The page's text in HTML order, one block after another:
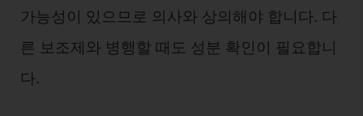
가능성이 있으므로 의사와 상의해야 합니다. 다
른 보조제와 병행할 때도 성분 확인이 필요합니
다.